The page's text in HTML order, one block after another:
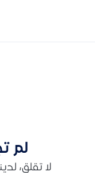
لم
لا تقلق،